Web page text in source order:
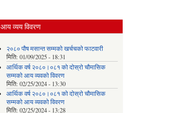
आय व्यय विवरण
२०८० पौष मसान्त सम्मको खर्चचको फाटवारी
मिति:01/09/2025 - 18:31
आर्थिक वर्ष २०८०।०८१ को दोस्रो चौमासिक
सम्मको आय व्यवको विवरण
मिति:02/25/2024 - 13:30
आर्थिक वर्ष २०८०।०८१ को दोस्रो चौमासिक
सम्मको आय व्यवको विवरण
मिति:02/25/2024 - 13:28